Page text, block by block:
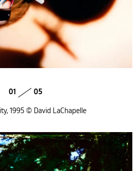
01 05
1995 © David LaChapelle